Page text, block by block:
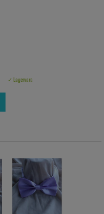
✓ Lagervara